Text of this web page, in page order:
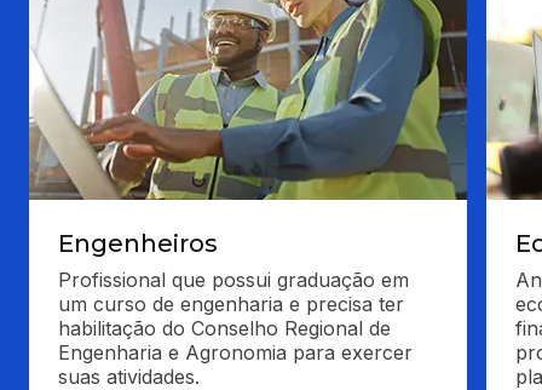
Engenheiros
Profissional que possui graduação em
um curso de engenharia e precisa ter
habilitação do Conselho Regional de
Engenharia e Agronomia para exercer
suas atividades.